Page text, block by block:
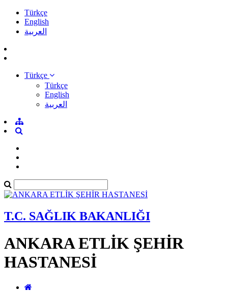
Türkçe
English
العربية
Türkçe
Türkçe
English
العربية
T.C. SAĞLIK BAKANLIĞI
ANKARA ETLİK ŞEHİR
HASTANESİ